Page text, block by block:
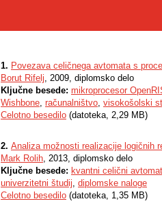
1. Povezava celičnega avtomata s
Borut Rifelj, 2009, diplomsko delo
Ključne besede: mikroprocesor
Wishbone, računalništvo, visokošolski
Celotno besedilo (datoteka, 2,29 MB)
2. Analiza možnosti realizacije logičnih
Mark Rolih, 2013, diplomsko delo
Ključne besede: kvantni celični avtomat
univerzitetni študij, diplomske naloge
Celotno besedilo (datoteka, 1,35 MB)